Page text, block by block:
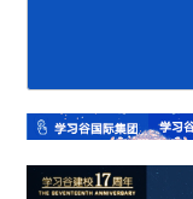
Previous